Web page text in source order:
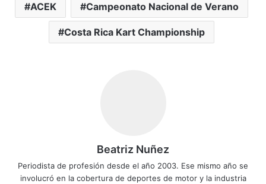
ACEK Campeonato Nacional de Verano
Costa Rica Kart Championship
Beatriz Nuñez
Periodista de profesión desde el año 2003. Ese mismo año se
involucró en la cobertura de deportes de motor y la industria